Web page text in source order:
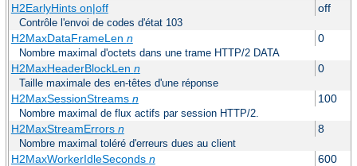
H2EarlyHints on|off off
Contrôle l'envoi de codes d'état 103
H2MaxDataFrameLen n 0
Nombre maximal d'octets dans une trame HTTP/2 DATA
H2MaxHeaderBlockLen n 0
Taille maximale des en-têtes d'une réponse
H2MaxSessionStreams n 100
Nombre maximal de flux actifs par session HTTP/2.
H2MaxStreamErrors n 8
Nombre maximal toléré d'erreurs dues au client
H2MaxWorkerIdleSeconds n 600